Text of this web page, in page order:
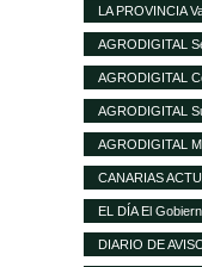
LA PROVINCIA
abaratar
AGRODIGITAL
maíz de los
AGRODIGITAL
Brasil
AGRODIGITAL
publicadas por el
AGRODIGITAL
ganadería en
CANARIAS
del Cabildo
destinadas al
EL DÍA El
DIARIO DE